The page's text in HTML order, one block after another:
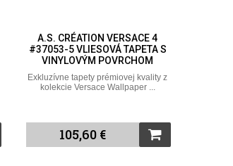
A.S. CRÉATION VERSACE 4
#37053-5 VLIESOVÁ TAPETA S
VINYLOVÝM POVRCHOM
Exkluzívne tapety prémiovej kvality z
kolekcie Versace Wallpaper ...
105,60 €